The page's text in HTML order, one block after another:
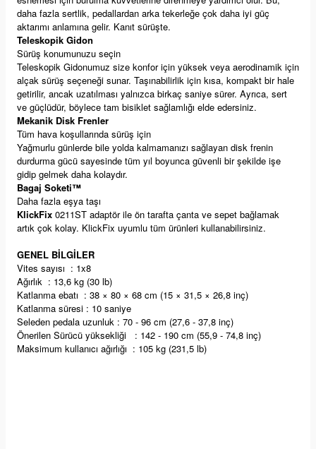
daha fazla sertlik, pedallardan arka tekerleğe çok daha iyi güç
aktarımı anlamına gelir. Kanıt sürüşte.
Teleskopik Gidon
Sürüş konumunuzu seçin
Teleskopik Gidonumuz size konfor için yüksek veya aerodinamik için
alçak sürüş seçeneği sunar. Taşınabilirlik için kısa, kompakt bir hale
getirilir, ancak uzatılması yalnızca birkaç saniye sürer. Ayrıca, sert
ve güçlüdür, böylece tam bisiklet sağlamlığı elde edersiniz.
Mekanik Disk Frenler
Tüm hava koşullarında sürüş için
Yağmurlu günlerde bile yolda kalmamanızı sağlayan disk frenin
durdurma gücü sayesinde tüm yıl boyunca güvenli bir şekilde işe
gidip gelmek daha kolaydır.
Bagaj Soketi™
Daha fazla eşya taşı
KlickFix 0211ST adaptör ile ön tarafta çanta ve sepet bağlamak
artık çok kolay. KlickFix uyumlu tüm ürünleri kullanabilirsiniz.
GENEL BİLGİLER
Vites sayısı : 1x8
Ağırlık : 13,6 kg (30 lb)
Katlanma ebatı : 38 × 80 × 68 cm (15 × 31,5 × 26,8 inç)
Katlanma süresi : 10 saniye
Seleden pedala uzunluk : 70 - 96 cm (27,6 - 37,8 inç)
Önerilen Sürücü yüksekliği : 142 - 190 cm (55,9 - 74,8 inç)
Maksimum kullanıcı ağırlığı : 105 kg (231,5 lb)